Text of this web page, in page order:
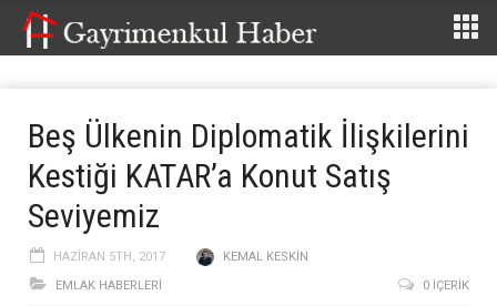
Beş Ülkenin Diplomatik İlişkilerini
Kestiği KATAR’a Konut Satış
Seviyemiz
HAZIRAN 5TH, 2017
KEMAL KESKIN
EMLAK HABERLERI
0 İÇERIK